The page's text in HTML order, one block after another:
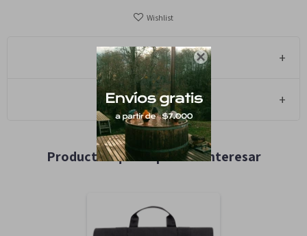

Métodos y costos de envío
Cambios y Devoluciones
Productos que te pueden interesar